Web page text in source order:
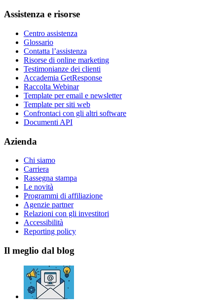
Assistenza e risorse
Centro assistenza
Glossario
Contatta l’assistenza
Risorse di online marketing
Testimonianze dei clienti
Accademia GetResponse
Raccolta Webinar
Template per email e newsletter
Template per siti web
Confrontaci con gli altri software
Documenti API
Azienda
Chi siamo
Carriera
Rassegna stampa
Le novità
Programmi di affiliazione
Agenzie partner
Relazioni con gli investitori
Accessibilità
Reporting policy
Il meglio dal blog